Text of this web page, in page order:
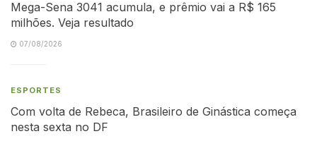
Mega-Sena 3041 acumula, e prêmio vai a R$ 165
milhões. Veja resultado
07/08/2026
ESPORTES
Com volta de Rebeca, Brasileiro de Ginástica começa
nesta sexta no DF